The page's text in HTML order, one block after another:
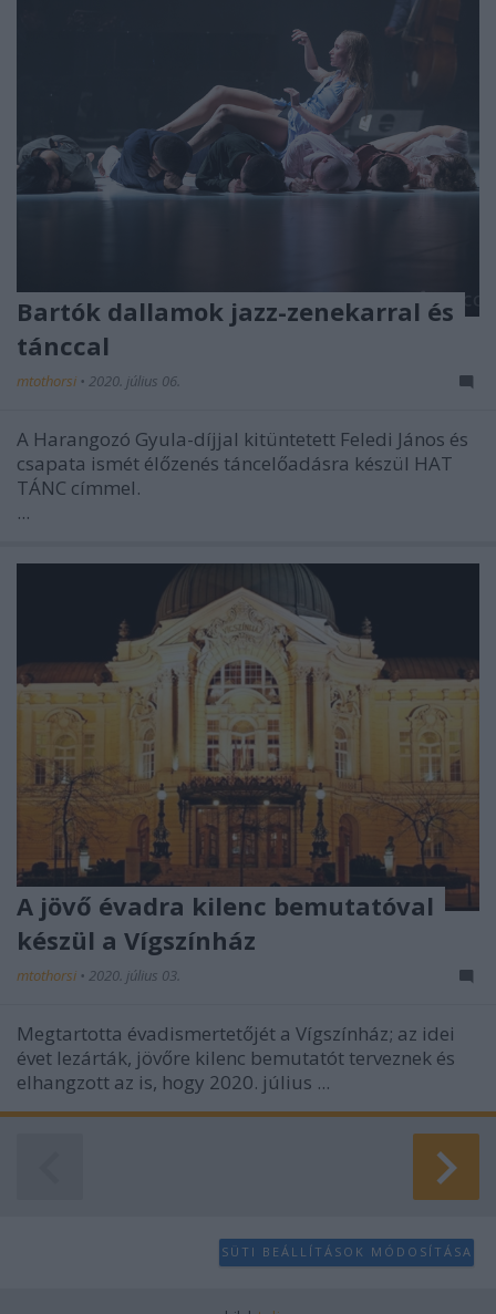
Bartók dallamok jazz-zenekarral és
tánccal
mtothorsi • 2020. július 06.
A Harangozó Gyula-díjjal kitüntetett Feledi János és
csapata ismét élőzenés táncelőadásra készül HAT
TÁNC címmel.
...
A jövő évadra kilenc bemutatóval
készül a Vígszínház
mtothorsi • 2020. július 03.
Megtartotta évadismertetőjét a Vígszínház; az idei
évet lezárták, jövőre kilenc bemutatót terveznek és
elhangzott az is, hogy 2020. július ...
SÜTI BEÁLLÍTÁSOK MÓDOSÍTÁSA